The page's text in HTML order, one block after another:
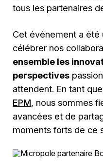
tous les partenaires
Cet événement a été
célébrer nos
ensemble les
perspectives
attendent. En tant
EPM, nous sommes
avancées et de
moments forts de ce